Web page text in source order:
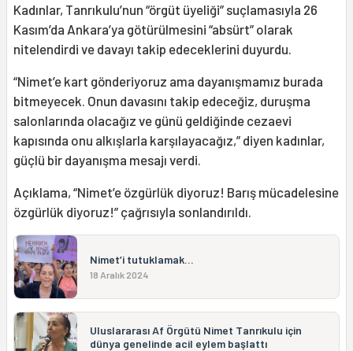
Kadınlar, Tanrıkulu’nun “örgüt üyeliği” suçlamasıyla 26
Kasım’da Ankara’ya götürülmesini “absürt” olarak
nitelendirdi ve davayı takip edeceklerini duyurdu.
“Nimet’e kart gönderiyoruz ama dayanışmamız burada
bitmeyecek. Onun davasını takip edeceğiz, duruşma
salonlarında olacağız ve günü geldiğinde cezaevi
kapısında onu alkışlarla karşılayacağız,” diyen kadınlar,
güçlü bir dayanışma mesajı verdi.
Açıklama, “Nimet’e özgürlük diyoruz! Barış mücadelesine
özgürlük diyoruz!” çağrısıyla sonlandırıldı.
Nimet’i tutuklamak…
18 Aralık 2024
Uluslararası Af Örgütü Nimet Tanrıkulu için
dünya genelinde acil eylem başlattı